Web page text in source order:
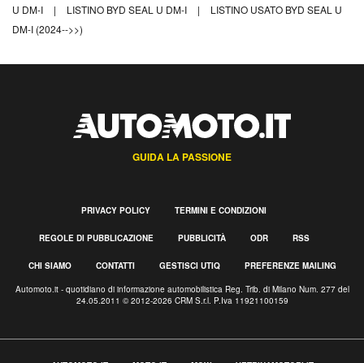
U DM-I
| LISTINO BYD SEAL U DM-I |
LISTINO USATO BYD SEAL U
DM-I (2024-->>)
GUIDA LA PASSIONE
PRIVACY POLICY TERMINI E CONDIZIONI
REGOLE DI PUBBLICAZIONE PUBBLICITÀ ODR RSS
CHI SIAMO CONTATTI GESTISCI UTIQ PREFERENZE MAILING
Automoto.it - quotidiano di informazione automobilistica Reg. Trib. di Milano Num. 277 del
24.05.2011 © 2012-2026 CRM S.r.l. P.Iva 11921100159